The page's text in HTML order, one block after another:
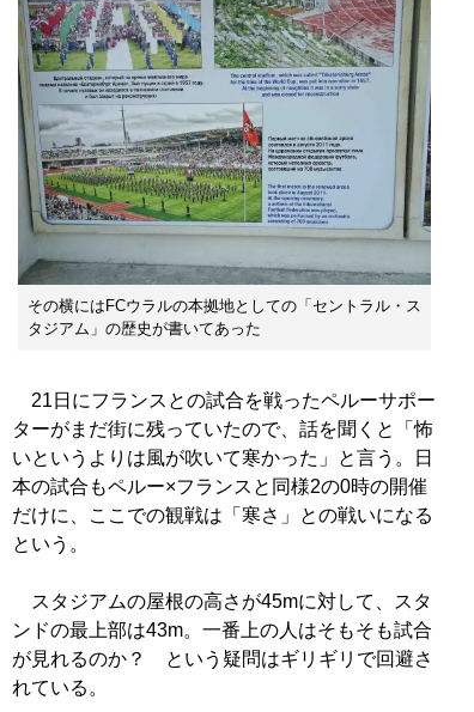
その横にはFCウラルの本拠地としての「セントラル・ス
タジアム」の歴史が書いてあった
21日にフランスとの試合を戦ったペルーサポー
ターがまだ街に残っていたので、話を聞くと「怖
いというよりは風が吹いて寒かった」と言う。日
本の試合もペルー×フランスと同様2の0時の開催
だけに、ここでの観戦は「寒さ」との戦いになる
という。
スタジアムの屋根の高さが45mに対して、スタ
ンドの最上部は43m。一番上の人はそもそも試合
が見れるのか？ という疑問はギリギリで回避さ
れている。